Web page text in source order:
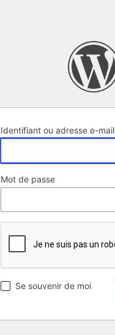
Identifiant ou adresse e-mail
Mot de passe
Se souvenir de moi